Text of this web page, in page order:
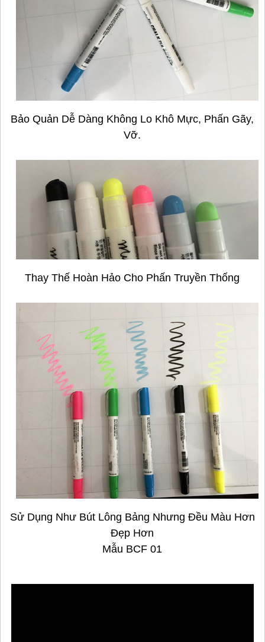
Bảo Quản Dễ Dàng Không Lo Khô Mực, Phấn Gãy,
Vỡ.
Thay Thế Hoàn Hảo Cho Phấn Truyền Thống
Sử Dụng Như Bút Lông Bảng Nhưng Đều Màu Hơn
Đẹp Hơn
Mẫu BCF 01